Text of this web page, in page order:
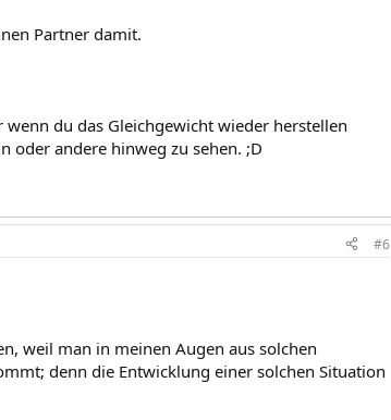
Partner damit.
du das Gleichgewicht wieder herstellen
oder andere hinweg zu sehen. ;D
#6
weil man in meinen Augen aus solchen
denn die Entwicklung einer solchen Situation